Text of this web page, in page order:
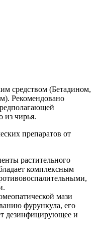
средством (Бетадином,
Рекомендовано
из чирья.
препаратов от
растительного
комплексным
мази
фурункула, его
дезинфицирующее и